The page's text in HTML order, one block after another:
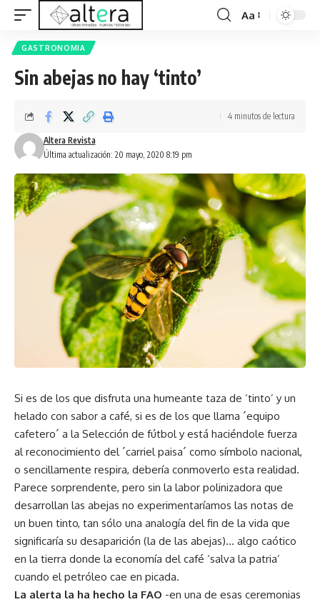
Aa
GASTRONOMIA
Sin abejas no hay ‘tinto’
Última actualización: 20 mayo, 2020 8:19 pm
Altera Revista
4 minutos de lectura
Si es de los que disfruta una humeante taza de ‘tinto’ y un
helado con sabor a café, si es de los que llama ´equipo
cafetero´ a la Selección de fútbol y está haciéndole fuerza
al reconocimiento del ´carriel paisa´ como símbolo nacional,
o sencillamente respira, debería conmoverlo esta realidad.
Parece sorprendente, pero sin la labor polinizadora que
desarrollan las abejas no experimentaríamos las notas de
un buen tinto, tan sólo una analogía del fin de la vida que
significaría su desaparición (la de las abejas)… algo caótico
en la tierra donde la economía del café ‘salva la patria’
cuando el petróleo cae en picada.
La alerta la ha hecho la FAO -en una de esas ceremonias